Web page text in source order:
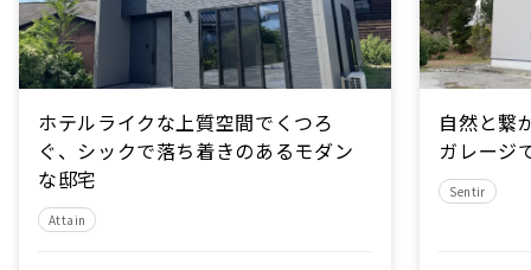
ホテルライクな上質空間でくつろ
ぐ、シックで落ち着きのあるモダン
な邸宅
Attain
自然と繋
ガレージ
Sentir